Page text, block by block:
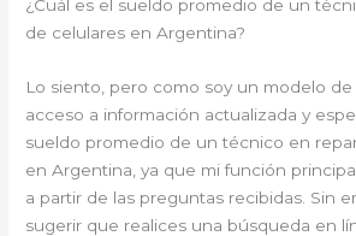
¿Cuál es el sueldo promedio de un
de celulares en Argentina?
Lo siento, pero como soy un modelo
acceso a información actualizada y
sueldo promedio de un técnico en
en Argentina, ya que mi función
a partir de las preguntas recibidas. Sin
sugerir que realices una búsqueda en